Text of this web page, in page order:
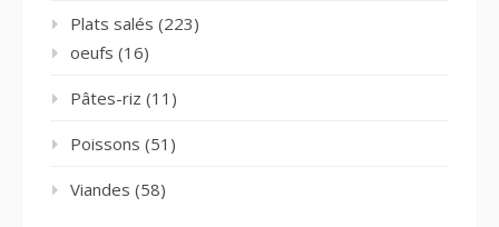
Plats salés (223)
oeufs (16)
Pâtes-riz (11)
Poissons (51)
Viandes (58)